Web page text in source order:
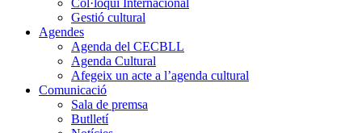
Col·loqui Internacional
Gestió cultural
Agendes
Agenda del CECBLL
Agenda Cultural
Afegeix un acte a l’agenda cultural
Comunicació
Sala de premsa
Butlletí